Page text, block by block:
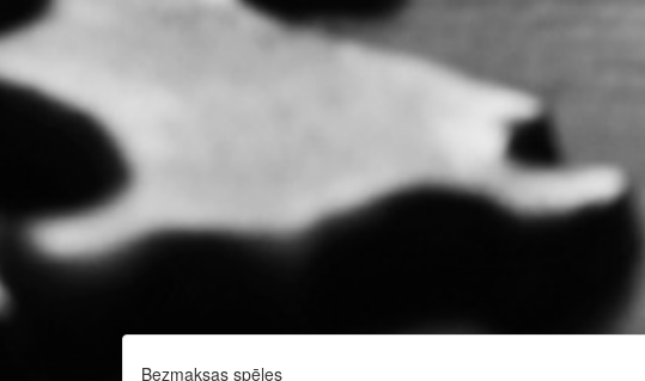
Bezmaksas spēles